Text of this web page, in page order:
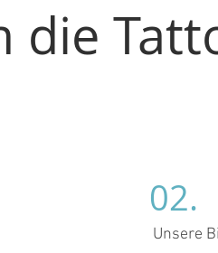
die
02.
Unsere